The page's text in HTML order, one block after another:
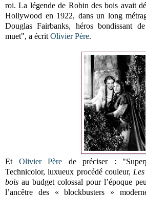
roi.La légende de Robin des bois avait
Hollywood en 1922, dans un long
Douglas Fairbanks, héros bondissant
muet", a écrit Olivier Père.
Et Olivier Père de préciser :
Technicolor, luxueux procédé couleur,
bois au budget colossal pour l’époque
l’ancêtre des « blockbusters »